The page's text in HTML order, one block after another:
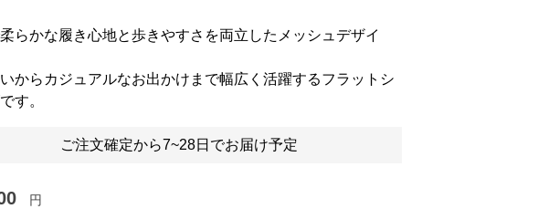
らかな履き心地と歩きやすさを両立したメッシュデザイ
からカジュアルなお出かけまで幅広く活躍するフラットシ
す。
ご注文確定から7~28日でお届け予定
円